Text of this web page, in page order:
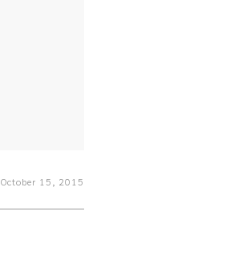
October 15, 2015